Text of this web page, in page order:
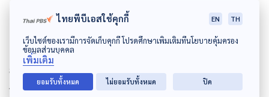
ปาป้า-ทูทู่และมาสคอตประจำท้องถิ่นอื่น ๆ จึงไม่ได้เป็น
เที่ยวเท่านั้น แต่เป็นเครื่องมือการสื่อสารที่ทรงพลังในการ
สร้างความเปลี่ยนแปลงในสังคม เป็นเสียงแทนปลาทูแม่
กลองที่กำลังจะหมดไป และเป็นสื่อกลางในการสร้างความ
ไทยพีบีเอสใช้คุกกี้ EN TH
เว็บไซต์ของเรามีการจัดเก็บคุกกี้ โปรดศึกษาเพิ่มเติมที่นโยบายคุ้มครอง
ข้อมูลส่วนบุคคล
เพิ่มเติม
ยอมรับทั้งหมด ไม่ยอมรับทั้งหมด ปิด